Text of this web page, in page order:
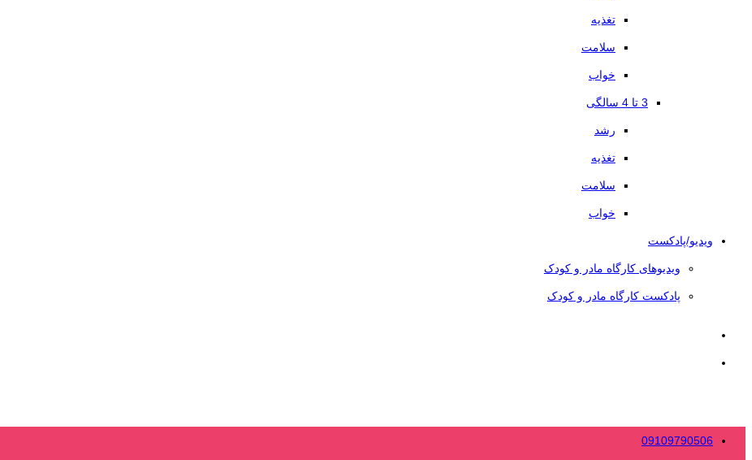
تغذیه
سلامت
خواب
3 تا 4 سالگی
رشد
تغذیه
سلامت
خواب
ویدیو/پادکست
ویدیوهای کارگاه مادر و کودک
پادکست کارگاه مادر و کودک
09109790506